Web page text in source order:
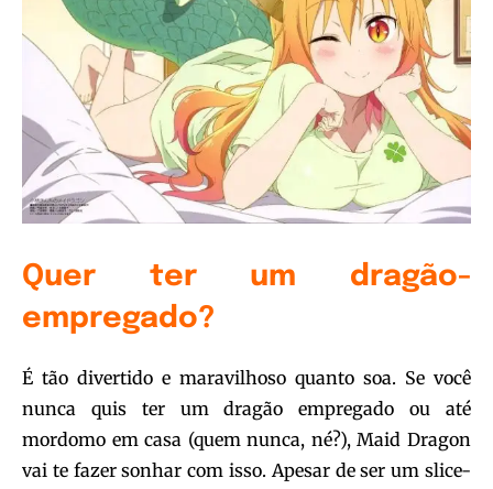
Quer ter um dragão-
empregado?
É tão divertido e maravilhoso quanto soa. Se você
nunca quis ter um dragão empregado ou até
mordomo em casa (quem nunca, né?), Maid Dragon
vai te fazer sonhar com isso. Apesar de ser um slice-